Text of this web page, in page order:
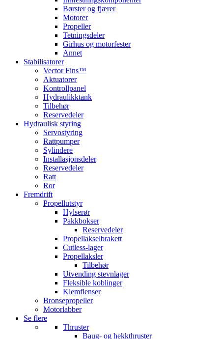
Børster og fjærer
Motorer
Propeller
Tetningsdeler
Girhus og motorfester
Annet
Stabilisatorer
Vector Fins™
Aktuatorer
Kontrollpanel
Hydraulikktank
Tilbehør
Reservedeler
Hydraulisk styring
Servostyring
Rattpumper
Sylindere
Installasjonsdeler
Reservedeler
Ratt
Ror
Fremdrift
Propellutstyr
Hylserør
Pakkbokser
Reservedeler
Propellakselbrakett
Cutless-lager
Propellaksler
Tilbehør
Utvending stevnlager
Fleksible koblinger
Klemflenser
Bronsepropeller
Motorlabber
Se flere
Thruster
Baug- og hekkthruster